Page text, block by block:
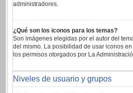
administradores.
¿Qué son los iconos para los temas?
Son imágenes elegidas por el autor del
del mismo. La posibilidad de usar iconos
los permisos otorgados por La
Niveles de usuario y grupos